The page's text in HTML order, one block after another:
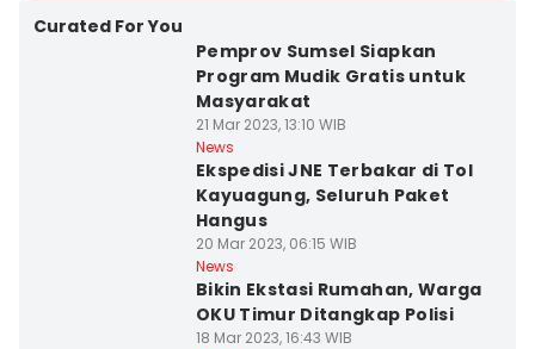
Curated For You
Pemprov Sumsel Siapkan
Program Mudik Gratis untuk
Masyarakat
21 Mar 2023, 13:10 WIB
News
Ekspedisi JNE Terbakar di Tol
Kayuagung, Seluruh Paket
Hangus
20 Mar 2023, 06:15 WIB
News
Bikin Ekstasi Rumahan, Warga
OKU Timur Ditangkap Polisi
18 Mar 2023, 16:43 WIB